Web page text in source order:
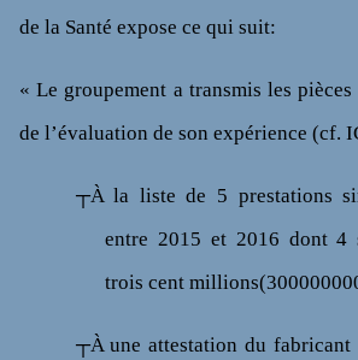
de la Santé expose ce qui suit:
« Le groupement a transmis les
de l’évaluation de son expérience (cf.
┬À la liste de 5 prestations
entre 2015 et 2016 dont 4
trois cent
┬À une attestation du fabricant